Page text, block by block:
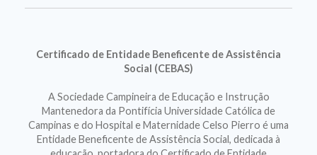
Certificado de Entidade Beneficente de Assistência
Social (CEBAS)
A Sociedade Campineira de Educação e Instrução
Mantenedora da Pontifícia Universidade Católica de
Campinas e do Hospital e Maternidade Celso Pierro é uma
Entidade Beneficente de Assistência Social, dedicada à